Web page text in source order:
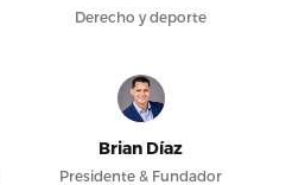
Derecho y deporte
Brian Díaz
Presidente & Fundador